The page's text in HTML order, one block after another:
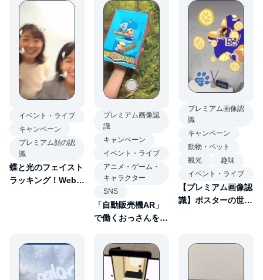
イベント・ライブ
キャンペーン
プレミアム顔の認
識
蝶と光のフェイスト
ラッキング！Webで
プレミアム画像認
識
キャンペーン
イベント・ライブ
アニメ・ゲーム・
キャラクター
SNS
「自動販売機AR」
で働くおっさんを覗
るオルコ エトー様
の物語
プレミアム画像認
識
キャンペーン
動物・ペット
観光
趣味
イベント・ライブ
【プレミアム画像認
識】ポスターの世界